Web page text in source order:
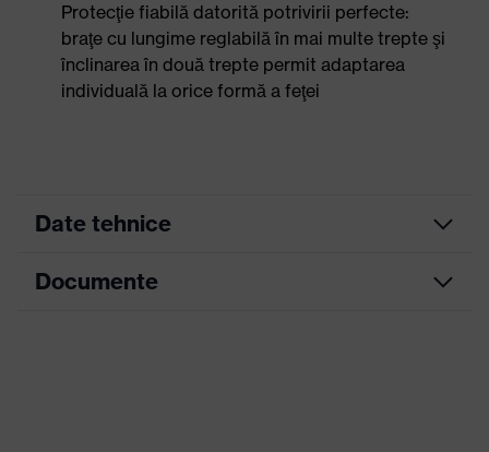
Protecţie fiabilă datorită potrivirii perfecte:
braţe cu lungime reglabilă în mai multe trepte şi
înclinarea în două trepte permit adaptarea
individuală la orice formă a feţei
Date tehnice
Culoare
Documente